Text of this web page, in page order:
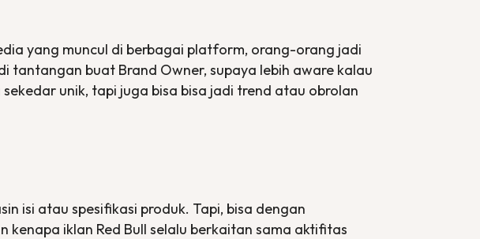
yang muncul di berbagai platform, orang-orang jadi
tantangan buat Brand Owner, supaya lebih aware kalau
unik, tapi juga bisa bisa jadi trend atau obrolan
isi atau spesifikasi produk. Tapi, bisa dengan
iklan Red Bull selalu berkaitan sama aktifitas